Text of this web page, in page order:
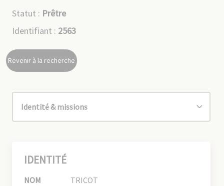
Statut : Prêtre
Identifiant : 2563
Revenir à la recherche
IDENTITÉ
NOM
TRICOT